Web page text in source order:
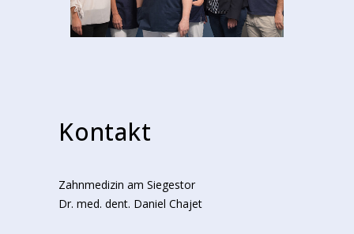
Kontakt
Zahnmedizin am Siegestor
Dr. med. dent. Daniel Chajet